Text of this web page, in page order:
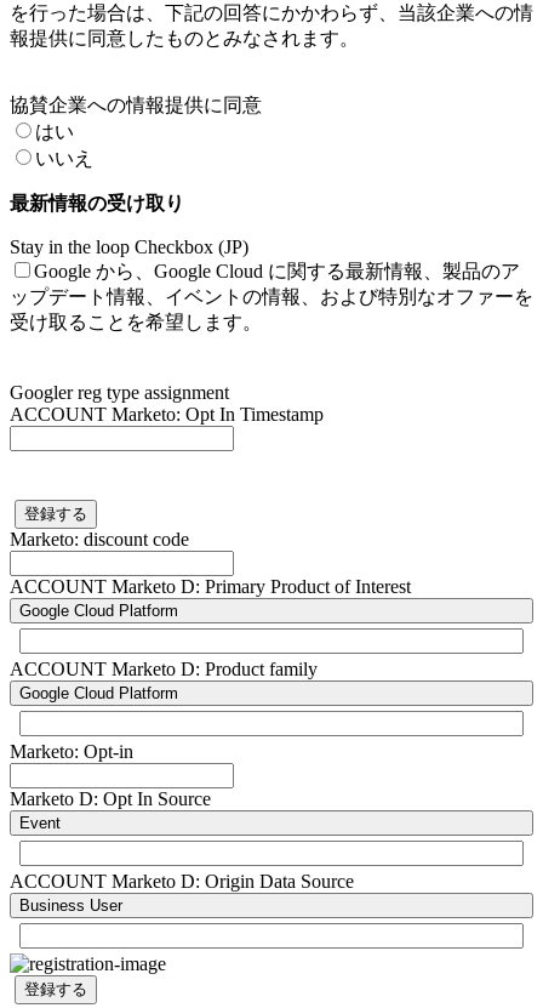
を行った場合は、下記の回答にかかわらず、当該企業への情
報提供に同意したものとみなされます。
協賛企業への情報提供に同意
はい
いいえ
最新情報の受け取り
Stay in the loop Checkbox (JP)
Google から、Google Cloud に関する最新情報、製品のア
ップデート情報、イベントの情報、および特別なオファーを
受け取ることを希望します。
Googler reg type assignment
ACCOUNT Marketo: Opt In Timestamp
登録する
Marketo: discount code
ACCOUNT Marketo D: Primary Product of Interest
Google Cloud Platform
ACCOUNT Marketo D: Product family
Google Cloud Platform
Marketo: Opt-in
Marketo D: Opt In Source
Event
ACCOUNT Marketo D: Origin Data Source
Business User
登録する